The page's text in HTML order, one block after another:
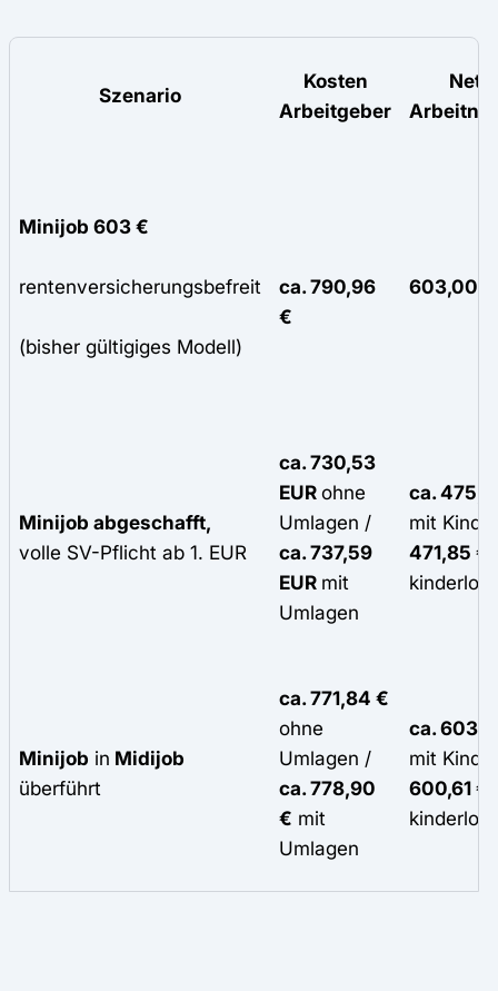
Szenario
Kosten
Arbeitgeber
Netto
Minijob 603 €
rentenversicherungsbefreit
(bisher gültigiges Modell)
ca. 790,96
€
603,00 €
Minijob abgeschafft,
volle SV-Pflicht ab 1. EUR
ca. 730,53
EURohne
Umlagen /
ca.737,59
EUR mit
Umlagen
ca.
mit Kind /
471,85 €
kinderlos
Minijob in Midijob
überführt
ca. 771,84 €
ohne
Umlagen /
ca. 778,90
€ mit
Umlagen
ca.
mit Kind /
600,61 €
kinderlos